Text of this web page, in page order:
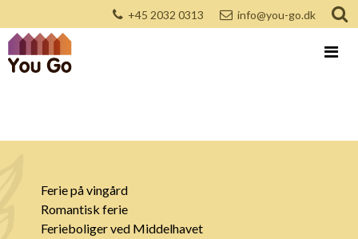
+45 2032 0313 info@you-go.dk
Ferie på vingård
Romantisk ferie
Ferieboliger ved Middelhavet